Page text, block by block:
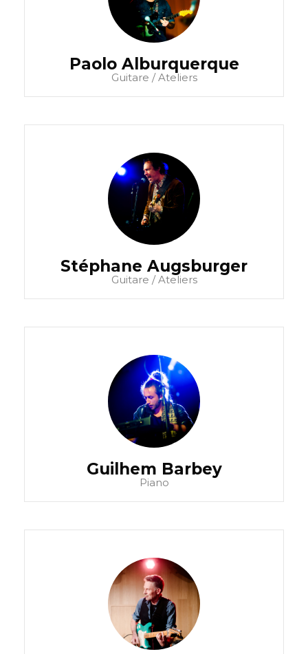
Paolo Alburquerque
Guitare / Ateliers
Stéphane Augsburger
Guitare / Ateliers
Guilhem Barbey
Piano